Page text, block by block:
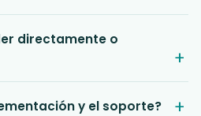
directamente o
y el soporte?